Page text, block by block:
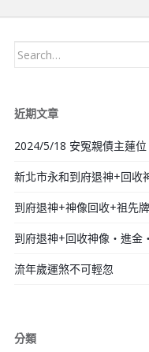
Search for:
近期文章
2024/5/18 安冤親債主蓮位
新北市永和到府退神+回收
到府退神+神像回收+祖先
到府退神+回收神像‧進金
流年歲運煞不可輕忽
分類